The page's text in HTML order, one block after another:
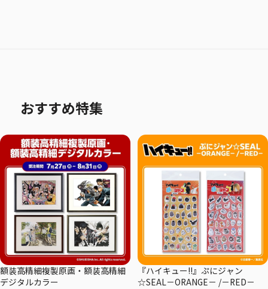
おすすめ特集
額装高精細複製原画・額装高精細
デジタルカラー
『ハイキュー!!』ぷにジャン
☆SEAL－ORANGE－ /－RED－